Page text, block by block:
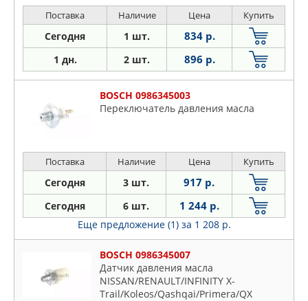
Поставка Наличие Цена Купить
Сегодня 1 шт. 834 р.
1 дн. 2 шт. 896 р.
BOSCH 0986345003
Переключатель давления масла
Поставка Наличие Цена Купить
Сегодня 3 шт. 917 р.
Сегодня 6 шт. 1 244 р.
Еще предложение (1) за 1 208 р.
BOSCH 0986345007
Датчик давления масла
NISSAN/RENAULT/INFINITY X-
Trail/Koleos/Qashqai/Primera/QX